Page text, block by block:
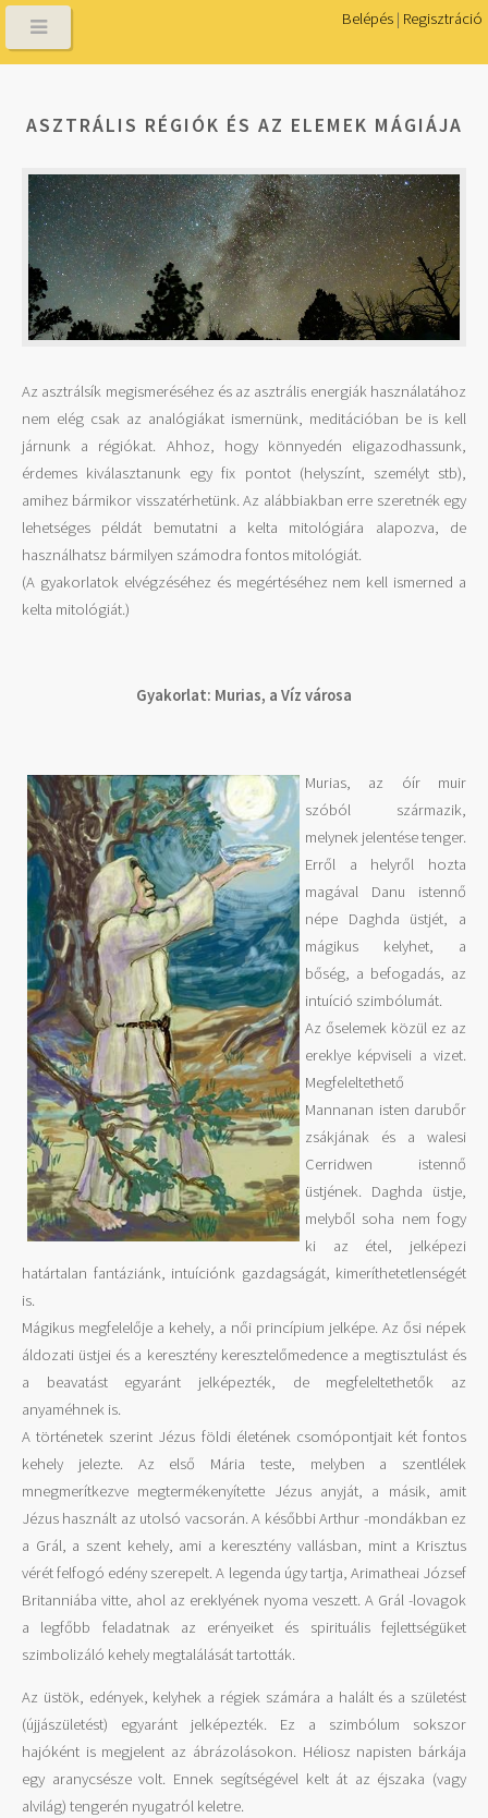
Belépés | Regisztráció
ASZTRÁLIS RÉGIÓK ÉS AZ ELEMEK MÁGIÁJA
Az asztrálsík megismeréséhez és az asztrális energiák használatához
nem elég csak az analógiákat ismernünk, meditációban be is kell
járnunk a régiókat. Ahhoz, hogy könnyedén eligazodhassunk,
érdemes kiválasztanunk egy fix pontot (helyszínt, személyt stb),
amihez bármikor visszatérhetünk. Az alábbiakban erre szeretnék egy
lehetséges példát bemutatni a kelta mitológiára alapozva, de
használhatsz bármilyen számodra fontos mitológiát.
(A gyakorlatok elvégzéséhez és megértéséhez nem kell ismerned a
kelta mitológiát.)
Gyakorlat: Murias, a Víz városa
Murias, az óír muir
szóból származik,
melynek jelentése tenger.
Erről a helyről hozta
magával Danu istennő
népe Daghda üstjét, a
mágikus kelyhet, a
bőség, a befogadás, az
intuíció szimbólumát.
Az őselemek közül ez az
ereklye képviseli a vizet.
Megfeleltethető
Mannanan isten darubőr
zsákjának és a walesi
Cerridwen istennő
üstjének. Daghda üstje,
melyből soha nem fogy
ki az étel, jelképezi
határtalan fantáziánk, intuíciónk gazdagságát, kimeríthetetlenségét
is.
Mágikus megfelelője a kehely, a női princípium jelképe. Az ősi népek
áldozati üstjei és a keresztény keresztelőmedence a megtisztulást és
a beavatást egyaránt jelképezték, de megfeleltethetők az
anyaméhnek is.
A történetek szerint Jézus földi életének csomópontjait két fontos
kehely jelezte. Az első Mária teste, melyben a szentlélek
mnegmerítkezve megtermékenyítette Jézus anyját, a másik, amit
Jézus használt az utolsó vacsorán. A későbbi Arthur -mondákban ez
a Grál, a szent kehely, ami a keresztény vallásban, mint a Krisztus
vérét felfogó edény szerepelt. A legenda úgy tartja, Arimatheai József
Britanniába vitte, ahol az ereklyének nyoma veszett. A Grál -lovagok
a legfőbb feladatnak az erényeiket és spirituális fejlettségüket
szimbolizáló kehely megtalálását tartották.
Az üstök, edények, kelyhek a régiek számára a halált és a születést
(újjászületést) egyaránt jelképezték. Ez a szimbólum sokszor
hajóként is megjelent az ábrázolásokon. Héliosz napisten bárkája
egy aranycsésze volt. Ennek segítségével kelt át az éjszaka (vagy
alvilág) tengerén nyugatról keletre.